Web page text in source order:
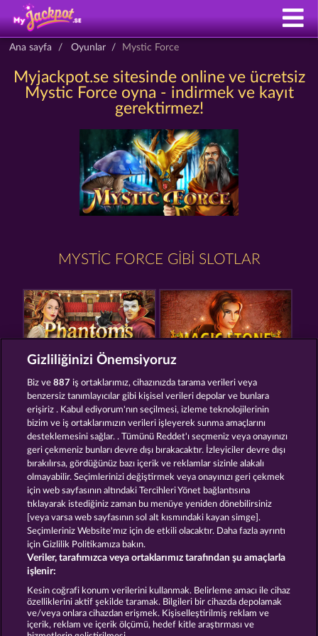
Ana sayfa Oyunlar Mystic Force
Myjackpot.se sitesinde online ve ücretsiz
Mystic Force oyna - indirmek ve kayıt
gerektirmez!
MYSTIC FORCE GIBI SLOTLAR
GATES OF ISHTAR CRYSTAL BALL
Hüküm ve Koşullar Gizlilik Beyanı Künye
Şirket SSS Ortaklık programı Facebook
İptal talebini gönder
Gizliliğinizi Önemsiyoruz
Biz ve887 iş ortaklarımız, cihazınızda tarama verileri veya
benzersiz tanımlayıcılar gibi kişisel verileri depolar ve bunlara
erişiriz . Kabul ediyorum'nın seçilmesi, izleme teknolojilerinin
bizim ve iş ortaklarımızın verileri işleyerek sunma amaçlarını
desteklemesini sağlar. . Tümünü Reddet'ı seçmeniz veya onayınızı
geri çekmeniz bunları devre dışı bırakacaktır. İzleyiciler devre dışı
bırakılırsa, gördüğünüz bazı içerik ve reklamlar sizinle alakalı
olmayabilir. Seçimlerinizi değiştirmek veya onayınızı geri çekmek
için web sayfasının altındaki Tercihleri Yönet bağlantısına
tıklayarak istediğiniz zaman bu menüye yeniden dönebilirsiniz
[veya varsa web sayfasının sol alt kısmındaki kayan simge].
Seçimleriniz Website'mız için de etkili olacaktır. Daha fazla ayrıntı
için Gizlilik Politikamıza bakın.
Veriler, tarafımızca veya ortaklarımız tarafından şu amaçlarla
işlenir:
Kesin coğrafi konum verilerini kullanmak. Belirleme amacı ile cihaz
özelliklerini aktif şekilde taramak. Bilgileri bir cihazda depolamak
ve/veya onlara cihazdan erişmek. Kişiselleştirilmiş reklam ve
içerik, reklam ve içerik ölçümü, hedef kitle araştırması ve